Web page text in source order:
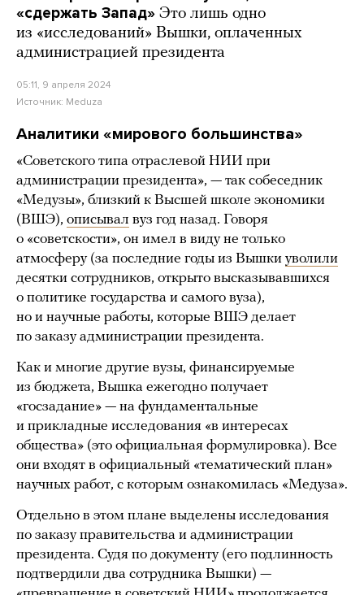
«сдержать Запад» Это лишь одно
из «исследований» Вышки, оплаченных
администрацией президента
05:11, 9 апреля 2024
Источник: Meduza
Аналитики «мирового большинства»
«Советского типа отраслевой НИИ при
администрации президента», — так собеседник
«Медузы», близкий к Высшей школе экономики
(ВШЭ), описывал вуз год назад. Говоря
о «советскости», он имел в виду не только
атмосферу (за последние годы из Вышки уволили
десятки сотрудников, открыто высказывавшихся
о политике государства и самого вуза),
но и научные работы, которые ВШЭ делает
по заказу администрации президента.
Как и многие другие вузы, финансируемые
из бюджета, Вышка ежегодно получает
«госзадание» — на фундаментальные
и прикладные исследования «в интересах
общества» (это официальная формулировка). Все
они входят в официальный «тематический план»
научных работ, с которым ознакомилась «Медуза».
Отдельно в этом плане выделены исследования
по заказу правительства и администрации
президента. Судя по документу (его подлинность
подтвердили два сотрудника Вышки) —